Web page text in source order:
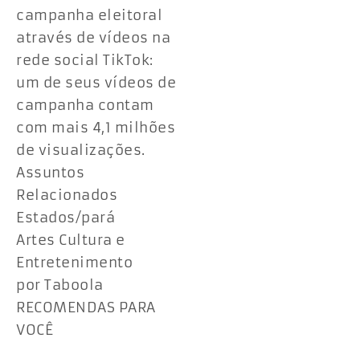
campanha eleitoral
através de vídeos na
rede social TikTok:
um de seus vídeos de
campanha contam
com mais 4,1 milhões
de visualizações.
Assuntos
Relacionados
Estados/pará
Artes Cultura e
Entretenimento
por Taboola
RECOMENDAS PARA
VOCÊ